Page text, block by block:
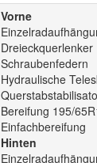
Vorne
Dreieckquerlenker
Schraubenfedern
Hydraulische
Bereifung 195/
Einfachbereifung
Hinten